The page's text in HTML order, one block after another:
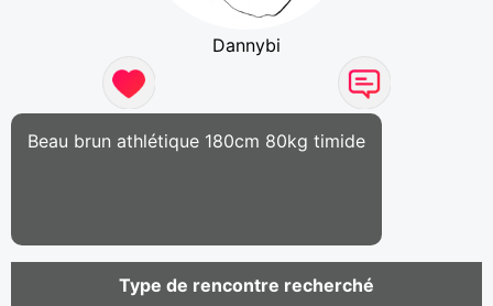
Dannybi
Beau brun athlétique 180cm 80kg timide
Type de rencontre recherché